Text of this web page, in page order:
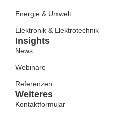
Energie & Umwelt
Elektronik & Elektrotechnik
Insights
News
Webinare
Referenzen
Weiteres
Kontaktformular